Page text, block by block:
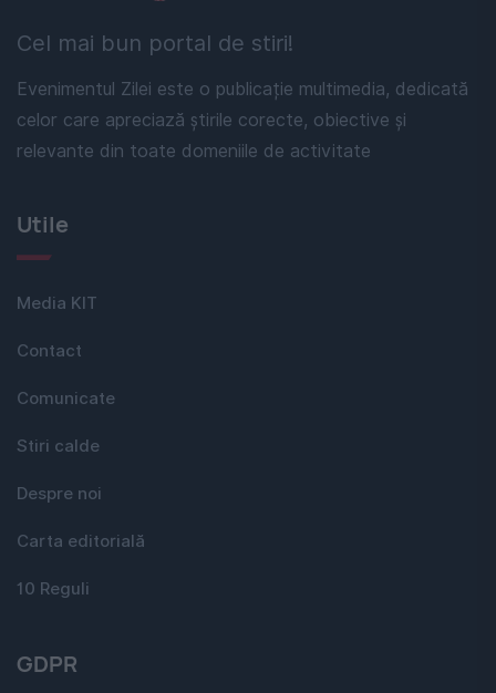
Cel mai bun portal de stiri!
Evenimentul Zilei este o publicație multimedia, dedicată
celor care apreciază știrile corecte, obiective și
relevante din toate domeniile de activitate
Utile
Media KIT
Contact
Comunicate
Stiri calde
Despre noi
Carta editorială
10 Reguli
GDPR